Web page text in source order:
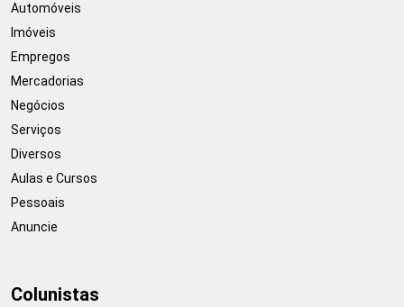
Automóveis
Imóveis
Empregos
Mercadorias
Negócios
Serviços
Diversos
Aulas e Cursos
Pessoais
Anuncie
Colunistas